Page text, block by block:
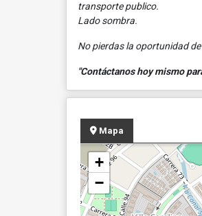
transporte publico.
Lado sombra.
No pierdas la oportunidad
"Contáctanos hoy mismo
Mapa
+
−